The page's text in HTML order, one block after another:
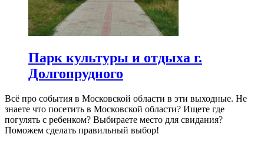
Парк культуры и отдыха г.
Долгопрудного
Всё про события в Московской области в эти выходные. Не
знаете что посетить в Московской области? Ищете где
погулять с ребенком? Выбираете место для свидания?
Поможем сделать правильный выбор!